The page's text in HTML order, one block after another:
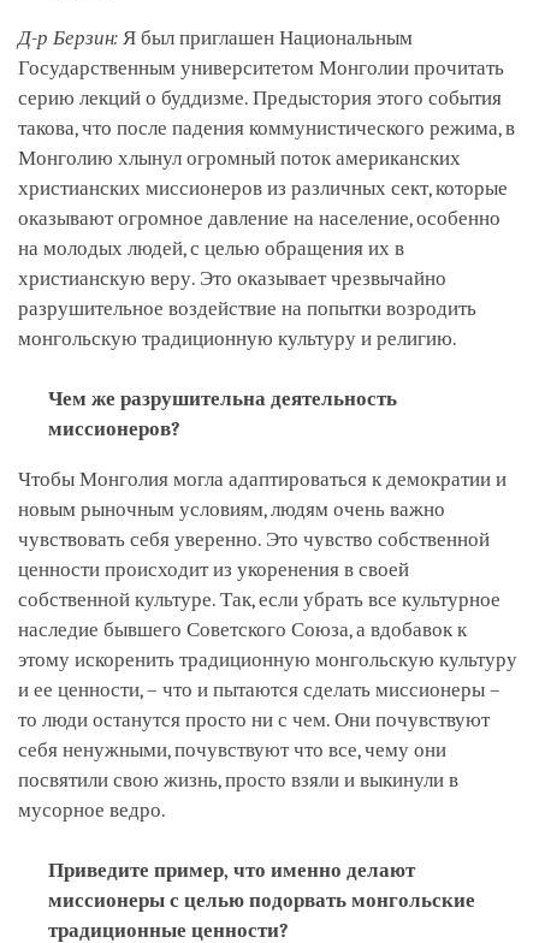
Д-р Берзин: Я был приглашен Национальным
Государственным университетом Монголии прочитать
серию лекций о буддизме. Предыстория этого события
такова, что после падения коммунистического режима, в
Монголию хлынул огромный поток американских
христианских миссионеров из различных сект, которые
оказывают огромное давление на население, особенно
на молодых людей, с целью обращения их в
христианскую веру. Это оказывает чрезвычайно
разрушительное воздействие на попытки возродить
монгольскую традиционную культуру и религию.
Чем же разрушительна деятельность
миссионеров?
Чтобы Монголия могла адаптироваться к демократии и
новым рыночным условиям, людям очень важно
чувствовать себя уверенно. Это чувство собственной
ценности происходит из укоренения в своей
собственной культуре. Так, если убрать все культурное
наследие бывшего Советского Союза, а вдобавок к
этому искоренить традиционную монгольскую культуру
и ее ценности, – что и пытаются сделать миссионеры –
то люди останутся просто ни с чем. Они почувствуют
себя ненужными, почувствуют что все, чему они
посвятили свою жизнь, просто взяли и выкинули в
мусорное ведро.
Приведите пример, что именно делают
миссионеры с целью подорвать монгольские
традиционные ценности?